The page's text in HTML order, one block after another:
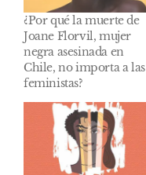
¿Por qué la muerte de
Joane Florvil, mujer
negra asesinada en
Chile, no importa a las
feministas?